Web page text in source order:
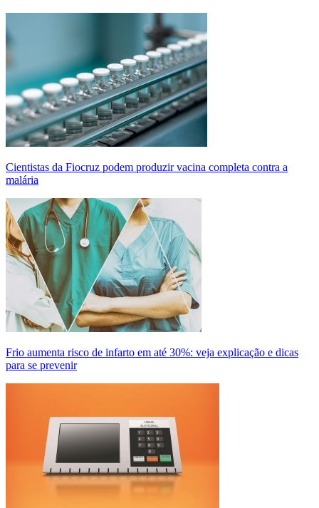
Cientistas da Fiocruz podem produzir vacina completa contra a
malária
Frio aumenta risco de infarto em até 30%: veja explicação e dicas
para se prevenir